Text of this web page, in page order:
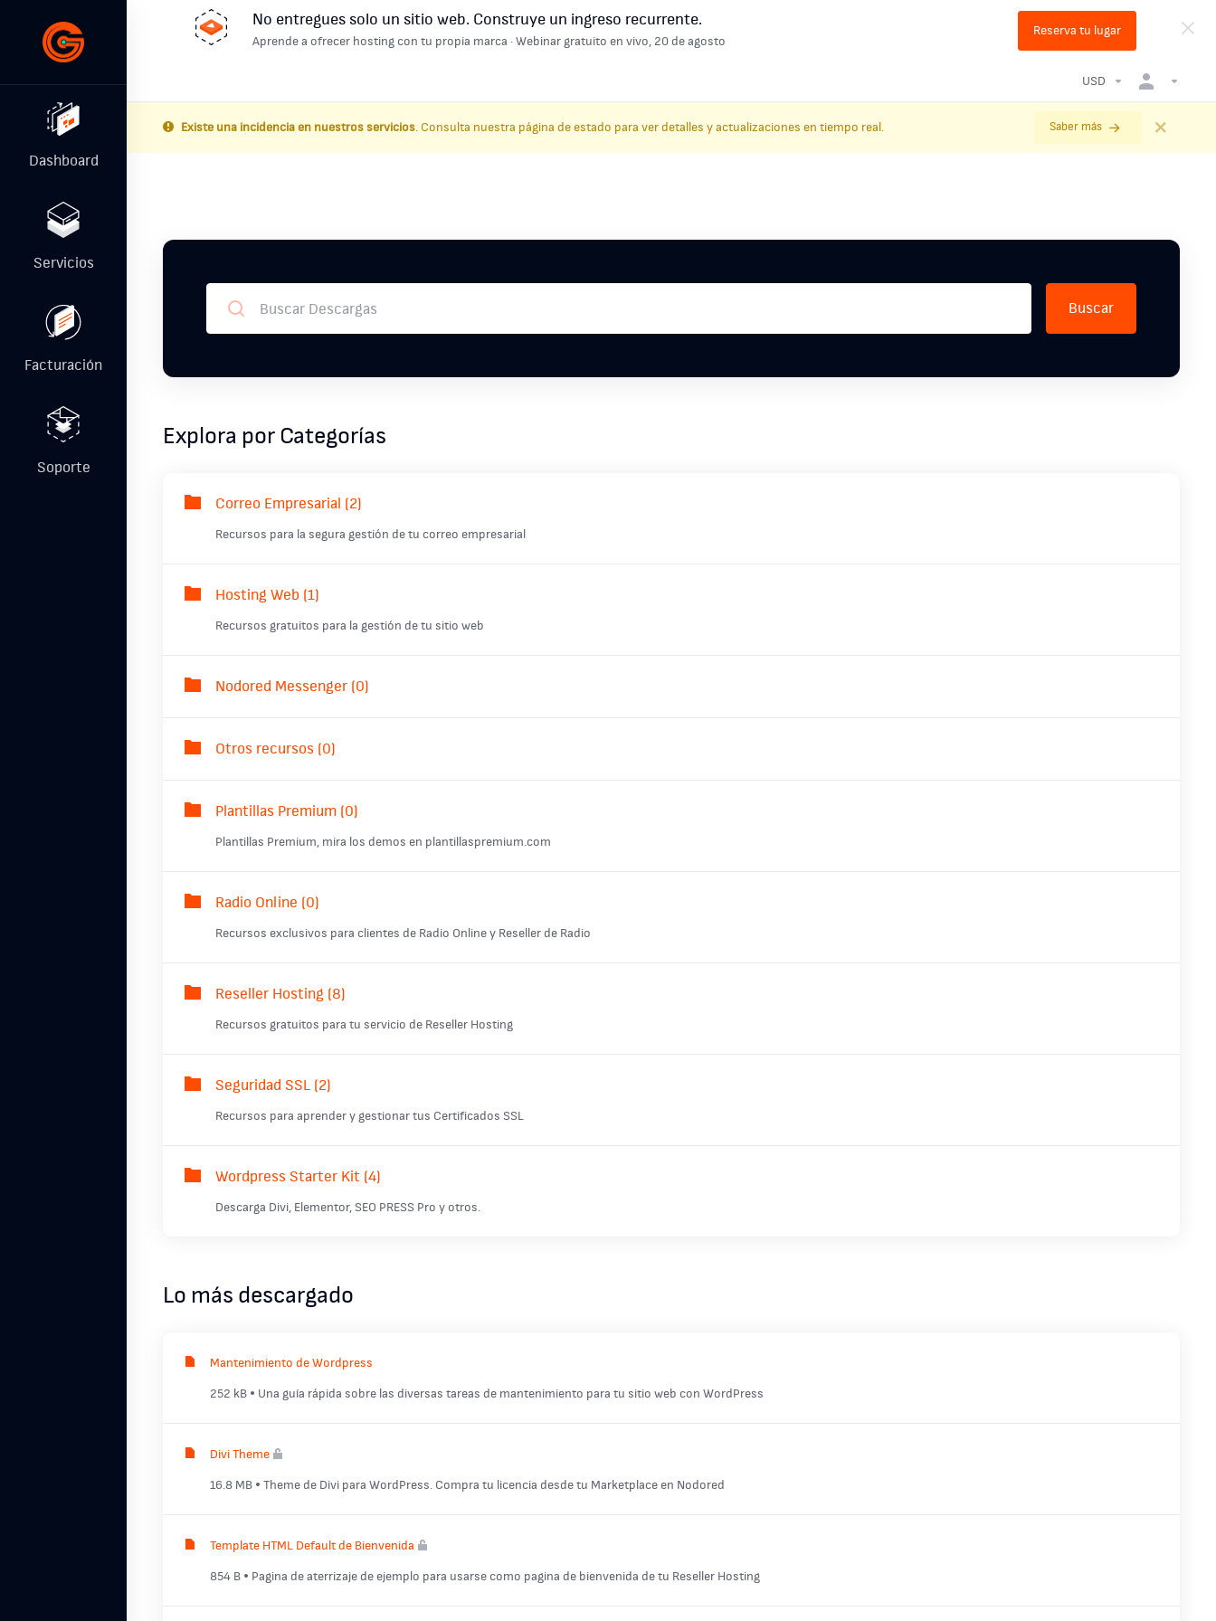
No entregues solo un sitio web. Construye un ingreso recurrente.
Aprende a ofrecer hosting con tu propia marca · Webinar gratuito en vivo, 20 de agosto
Reserva tu lugar
Dashboard
Servicios
Facturación
Soporte
USD
Existe una incidencia en nuestros servicios. Consulta nuestra página de estado para ver detalles y actualizaciones en tiempo real. Saber más
Buscar
Explora por Categorías
Correo Empresarial (2)
Recursos para la segura gestión de tu correo empresarial
Hosting Web (1)
Recursos gratuitos para la gestión de tu sitio web
Nodored Messenger (0)
Otros recursos (0)
Plantillas Premium (0)
Plantillas Premium, mira los demos en plantillaspremium.com
Radio Online (0)
Recursos exclusivos para clientes de Radio Online y Reseller de Radio
Reseller Hosting (8)
Recursos gratuitos para tu servicio de Reseller Hosting
Seguridad SSL (2)
Recursos para aprender y gestionar tus Certificados SSL
Wordpress Starter Kit (4)
Descarga Divi, Elementor, SEO PRESS Pro y otros.
Lo más descargado
Mantenimiento de Wordpress
252 kB Una guía rápida sobre las diversas tareas de mantenimiento para tu sitio web con WordPress
Divi Theme
16.8 MB Theme de Divi para WordPress. Compra tu licencia desde tu Marketplace en Nodored
Template HTML Default de Bienvenida
854 B Pagina de aterrizaje de ejemplo para usarse como pagina de bienvenida de tu Reseller Hosting